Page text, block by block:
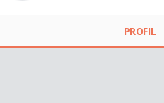
PROFIL